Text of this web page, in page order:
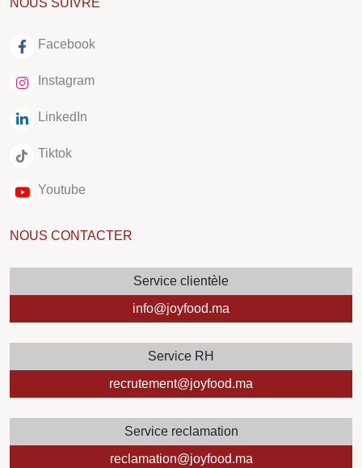
NOUS SUIVRE
Facebook
Instagram
LinkedIn
Tiktok
Youtube
NOUS CONTACTER
Service clientèle
info@joyfood.ma
Service RH
recrutement@joyfood.ma
Service reclamation
reclamation@joyfood.ma